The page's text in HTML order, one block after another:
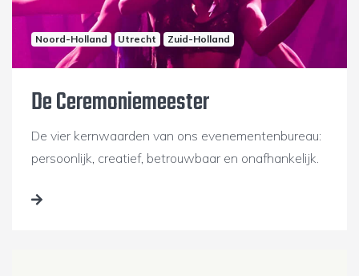
Noord-Holland Utrecht Zuid-Holland
De Ceremoniemeester
De vier kernwaarden van ons evenementenbureau:
persoonlijk, creatief, betrouwbaar en onafhankelijk.